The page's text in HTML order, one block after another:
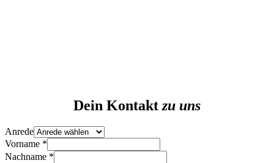
Dein Kontaktzu uns
Anrede
Vorname *
Nachname *